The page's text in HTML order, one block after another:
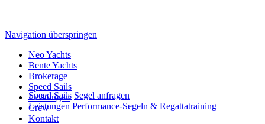
Navigation überspringen
Neo Yachts
Bente Yachts
Brokerage
Speed Sails
Speed Sails Segel anfragen
Leistungen
Leistungen Performance-Segeln & Regattatraining
Crew
Kontakt